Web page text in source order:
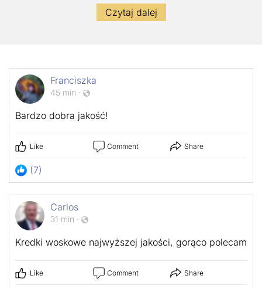
Czytaj dalej
Franciszka
45 min ·
Bardzo dobra jakość!
Like Comment Share
(7)
Carlos
31 min ·
Kredki woskowe najwyższej jakości, gorąco polecam
Like Comment Share